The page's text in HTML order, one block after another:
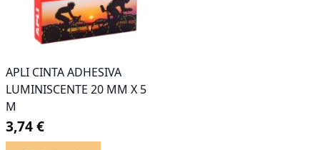
APLI CINTA ADHESIVA
LUMINISCENTE 20 MM X 5
M
3,74 €